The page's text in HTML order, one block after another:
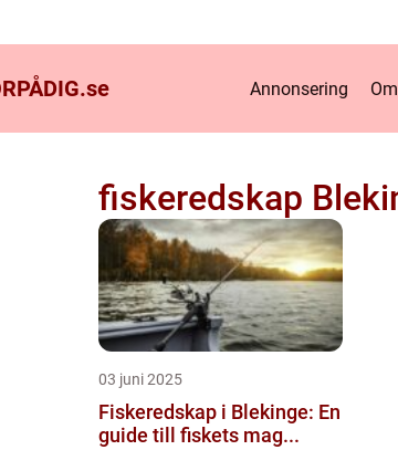
se Annonsering
fiskeredskap
03 juni 2025
Fiskeredskap i Blekinge: En
guide till fiskets mag...